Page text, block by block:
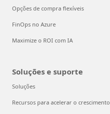
Opções de compra flexíveis
FinOps no Azure
Maximize o ROI com IA
Soluções e suporte
Soluções
Recursos para acelerar o crescimento